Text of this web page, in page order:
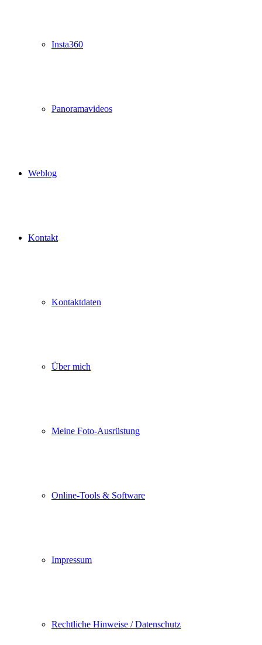
Insta360
Panoramavideos
Weblog
Kontakt
Kontaktdaten
Über mich
Meine Foto-Ausrüstung
Online-Tools & Software
Impressum
Rechtliche Hinweise / Datenschutz